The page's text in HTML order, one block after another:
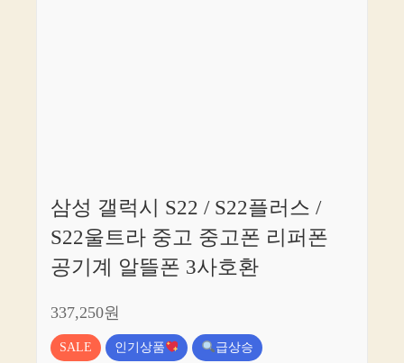
삼성 갤럭시 S22 / S22플러스 /
S22울트라 중고 중고폰 리퍼폰
공기계 알뜰폰 3사호환
337,250원
SALE 인기상품 급상승